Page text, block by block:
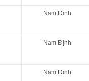
Nam Định
Nam Định
Nam Định